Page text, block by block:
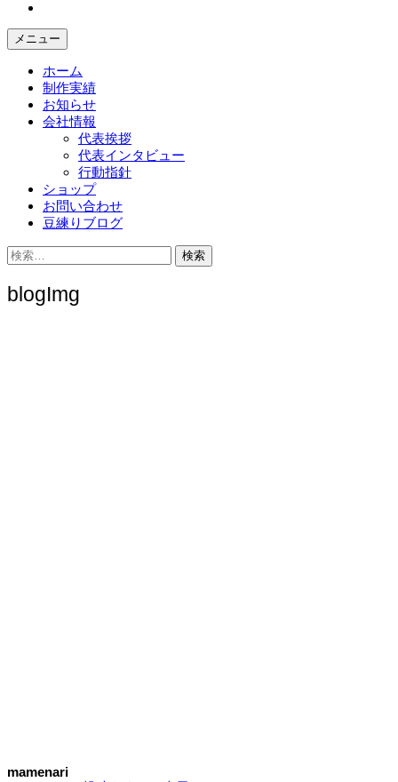
メニュー
ホーム
制作実績
お知らせ
会社情報
代表挨拶
代表インタビュー
行動指針
ショップ
お問い合わせ
豆練りブログ
検
索:
blogImg
mamenari